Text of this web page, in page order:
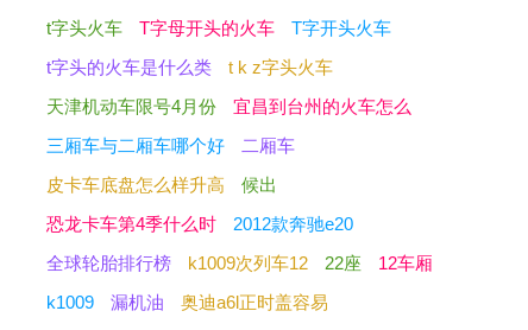
t字头火车
T字母开头的火车
T字开头火车
t字头的火车是什么类
t k z字头火车
天津机动车限号4月份
宜昌到台州的火车怎么
三厢车与二厢车哪个好
二厢车
皮卡车底盘怎么样升高
候出
恐龙卡车第4季什么时
2012款奔驰e20
全球轮胎排行榜
k1009次列车12 22座
12车厢
k1009
漏机油
奥迪a6l正时盖容易